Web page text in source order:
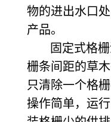
物的进出水口
产品。
固定式格
栅条间距的草
只清除一个格
操作简单，运